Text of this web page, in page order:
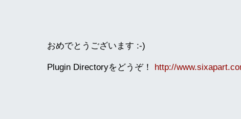
おめでとうございます :-)
Plugin Directoryをどうぞ！ http://